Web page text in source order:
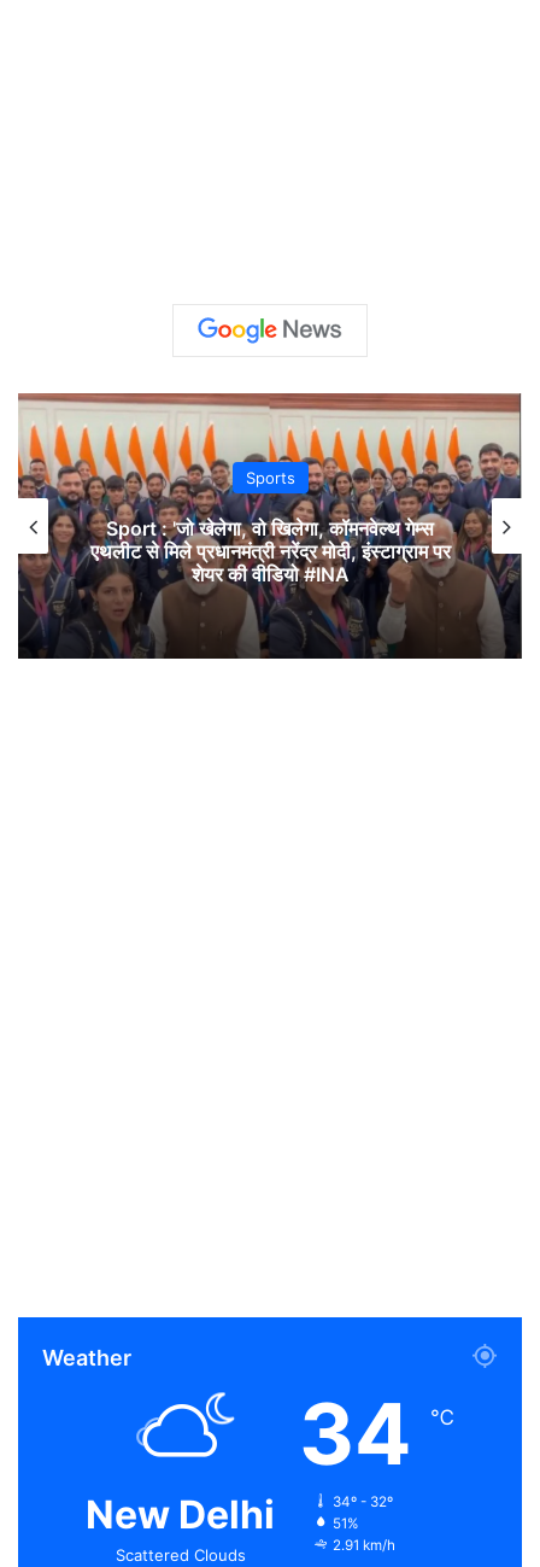
Sports
: 'जो खेलेगा, वो खिलेगा, कॉमनवेल्थ गेम्स
प्रधानमंत्री नरेंद्र मोदी, इंस्टाग्राम पर
शेयर की वीडियो #INA
UP News:
असर! क्या
Weather
New Delhi
Scattered Clouds
34 ℃
34º - 32º
51%
2.91 km/h